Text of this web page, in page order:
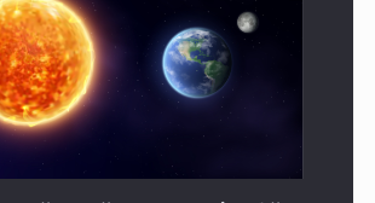
فتوى أمير المؤمنين الميرزا مسرور أحمد
الأنابيب وتحديد جنس المولود..
سورة التكوير تُنبئ بزمن بعثة المسيح